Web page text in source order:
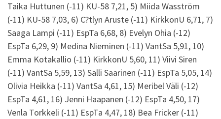
Taika Huttunen (-11) KU-58 7,21, 5) Miida Wasström
(-11) KU-58 7,03, 6) C?tlyn Aruste (-11) KirkkonU 6,71, 7)
Saaga Lampi (-11) EspTa 6,68, 8) Evelyn Ohia (-12)
EspTa 6,29, 9) Medina Nieminen (-11) VantSa 5,91, 10)
Emma Kotakallio (-11) KirkkonU 5,60, 11) Viivi Siren
(-11) VantSa 5,59, 13) Salli Saarinen (-11) EspTa 5,05, 14)
Olivia Heikka (-11) VantSa 4,61, 15) Meribel Väli (-12)
EspTa 4,61, 16) Jenni Haapanen (-12) EspTa 4,50, 17)
Venla Torkkeli (-11) EspTa 4,47, 18) Bea Fricker (-11)